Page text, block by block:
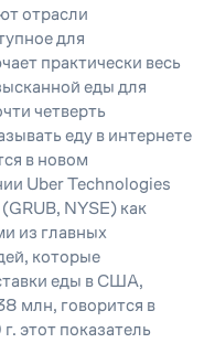
отрасли
для
практически весь
еды для
четверть
еду в интернете
в новом
Uber Technologies
NYSE) как
из главных
которые
еды в США,
млн, говорится в
этот показатель